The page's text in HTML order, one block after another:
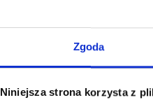
Zgoda
Niniejsza strona korzysta z